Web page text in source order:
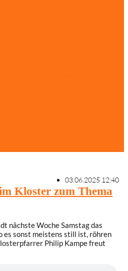
03.06.2025 12:40
Kloster zum Thema
nächste Woche Samstag das
es sonst meistens still ist, röhren
Philip Kampe freut